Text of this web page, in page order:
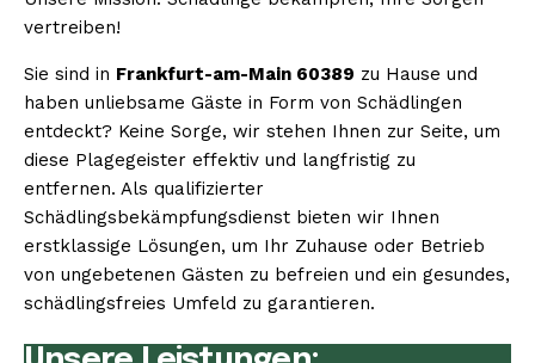
vertreiben!
Sie sind in Frankfurt-am-Main 60389 zu Hause und
haben unliebsame Gäste in Form von Schädlingen
entdeckt? Keine Sorge, wir stehen Ihnen zur Seite, um
diese Plagegeister effektiv und langfristig zu
entfernen. Als qualifizierter
Schädlingsbekämpfungsdienst bieten wir Ihnen
erstklassige Lösungen, um Ihr Zuhause oder Betrieb
von ungebetenen Gästen zu befreien und ein gesundes,
schädlingsfreies Umfeld zu garantieren.